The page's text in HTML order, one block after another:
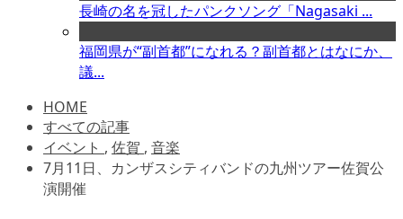
長崎の名を冠したパンクソング「Nagasaki ...
福岡県が“副首都”になれる？副首都とはなにか、
議...
HOME
すべての記事
イベント , 佐賀 , 音楽
7月11日、カンザスシティバンドの九州ツアー佐賀公
演開催